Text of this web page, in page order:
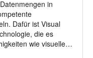
in
Dafür ist Visual
die es
wie visuelle…